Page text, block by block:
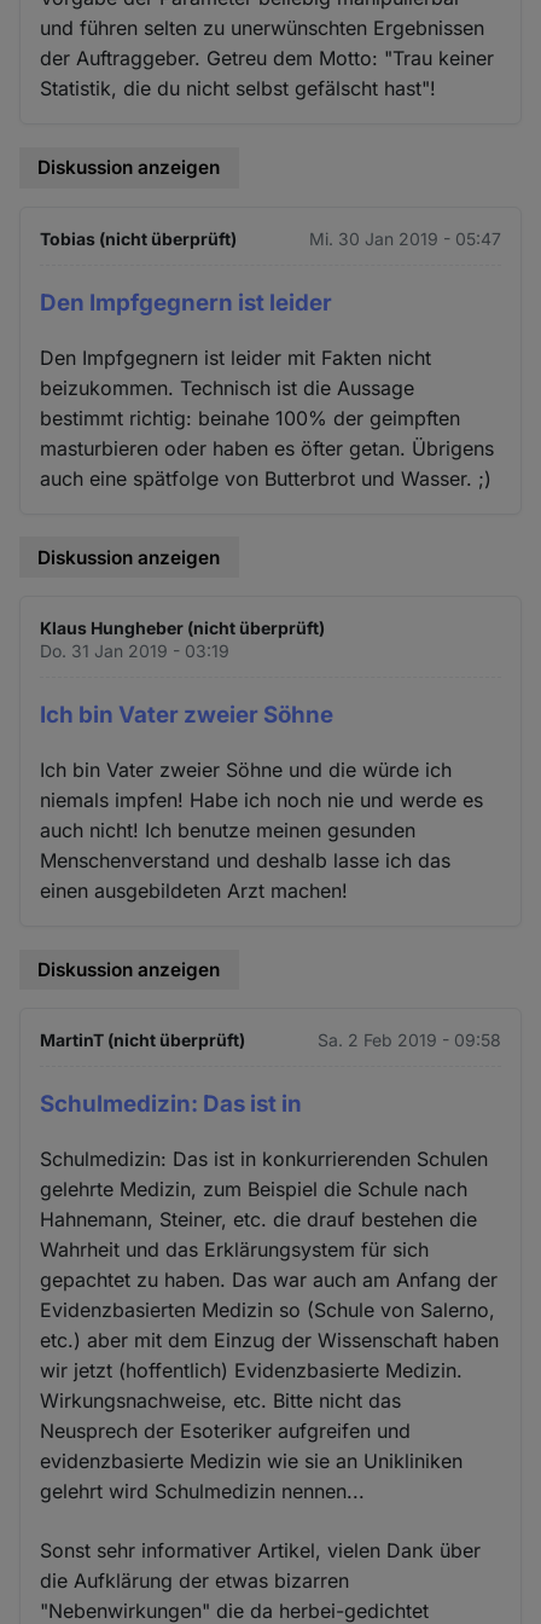
und führen selten zu unerwünschten Ergebnissen
der Auftraggeber. Getreu dem Motto: "Trau keiner
Statistik, die du nicht selbst gefälscht hast"!
Diskussion anzeigen
Tobias (nicht überprüft) Mi. 30 Jan 2019 - 05:47
Den Impfgegnern ist leider
Den Impfgegnern ist leider mit Fakten nicht
beizukommen. Technisch ist die Aussage
bestimmt richtig: beinahe 100% der geimpften
masturbieren oder haben es öfter getan. Übrigens
auch eine spätfolge von Butterbrot und Wasser. ;)
Diskussion anzeigen
Klaus Hungheber (nicht überprüft)
Do. 31 Jan 2019 - 03:19
Ich bin Vater zweier Söhne
Ich bin Vater zweier Söhne und die würde ich
niemals impfen! Habe ich noch nie und werde es
auch nicht! Ich benutze meinen gesunden
Menschenverstand und deshalb lasse ich das
einen ausgebildeten Arzt machen!
Diskussion anzeigen
MartinT (nicht überprüft) Sa. 2 Feb 2019 - 09:58
Schulmedizin: Das ist in
Schulmedizin: Das ist in konkurrierenden Schulen
gelehrte Medizin, zum Beispiel die Schule nach
Hahnemann, Steiner, etc. die drauf bestehen die
Wahrheit und das Erklärungsystem für sich
gepachtet zu haben. Das war auch am Anfang der
Evidenzbasierten Medizin so (Schule von Salerno,
etc.) aber mit dem Einzug der Wissenschaft haben
wir jetzt (hoffentlich) Evidenzbasierte Medizin.
Wirkungsnachweise, etc. Bitte nicht das
Neusprech der Esoteriker aufgreifen und
evidenzbasierte Medizin wie sie an Unikliniken
gelehrt wird Schulmedizin nennen...
Sonst sehr informativer Artikel, vielen Dank über
die Aufklärung der etwas bizarren
"Nebenwirkungen" die da herbei-gedichtet